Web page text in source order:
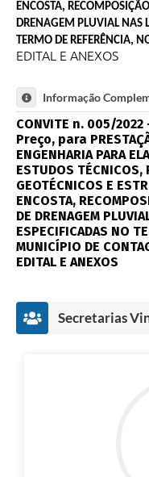
ENCOSTA,
DRENAGEM PLUVIAL NAS
TERMO DE REFERÊNCIA,
EDITAL E ANEXOS
Informação
CONVITE n. 005/
Preço, para
ENGENHARIA PARA
ESTUDOS TÉCNICOS,
GEOTÉCNICOS E
ENCOSTA,
DE DRENAGEM
ESPECIFICADAS NO
MUNICÍPIO DE
EDITAL E ANEXOS
Secretarias